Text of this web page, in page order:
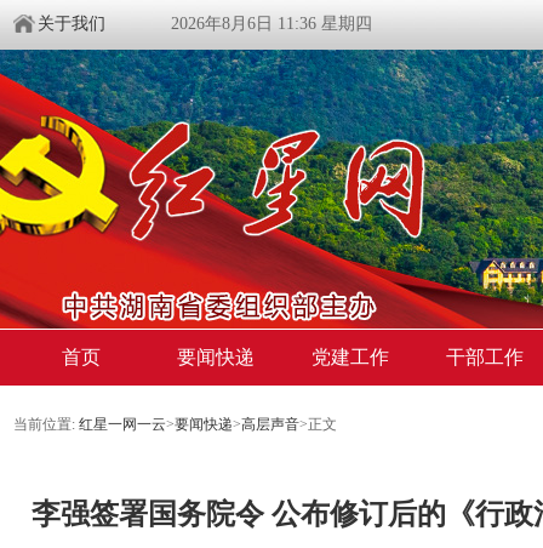
关于我们 2026年8月6日 11:36 星期四
首页 要闻快递 党建工作 干部工作
当前位置: 红星一网一云>要闻快递>高层声音>正文
李强签署国务院令 公布修订后的《行